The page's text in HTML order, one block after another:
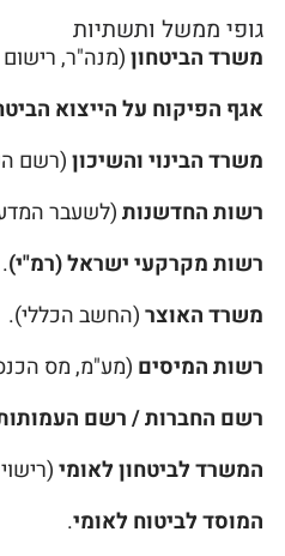
גופי ממשל ותשתיות
משרד הביטחון(מנה"ר,
אגף הפיקוח על הייצוא
משרד הבינוי והשיכון(רשם
רשות החדשנות(לשעבר
רשות מקרקעי ישראל (רמ"י).
משרד האוצר(החשב הכללי).
רשות המיסים (מע"מ, מס
רשם החברות / רשם
המשרד לביטחון לאומי
המוסד לביטוח לאומי.